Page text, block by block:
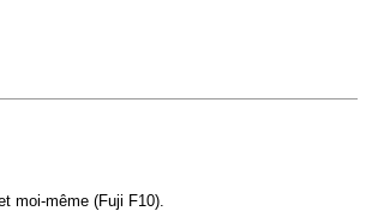
moi-même (Fuji F10).